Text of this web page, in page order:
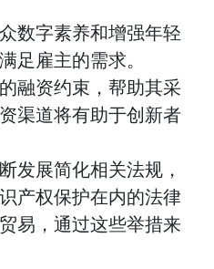
数字素养和增强年轻
足雇主的需求。
融资约束，帮助其采
渠道将有助于创新者
发展简化相关法规，
产权保护在内的法律
易，通过这些举措来